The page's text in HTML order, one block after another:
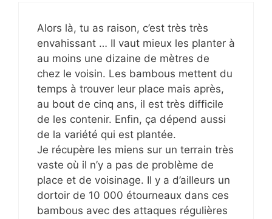
Alors là, tu as raison, c’est très très
envahissant … Il vaut mieux les planter à
au moins une dizaine de mètres de
chez le voisin. Les bambous mettent du
temps à trouver leur place mais après,
au bout de cinq ans, il est très difficile
de les contenir. Enfin, ça dépend aussi
de la variété qui est plantée.
Je récupère les miens sur un terrain très
vaste où il n’y a pas de problème de
place et de voisinage. Il y a d’ailleurs un
dortoir de 10 000 étourneaux dans ces
bambous avec des attaques régulières